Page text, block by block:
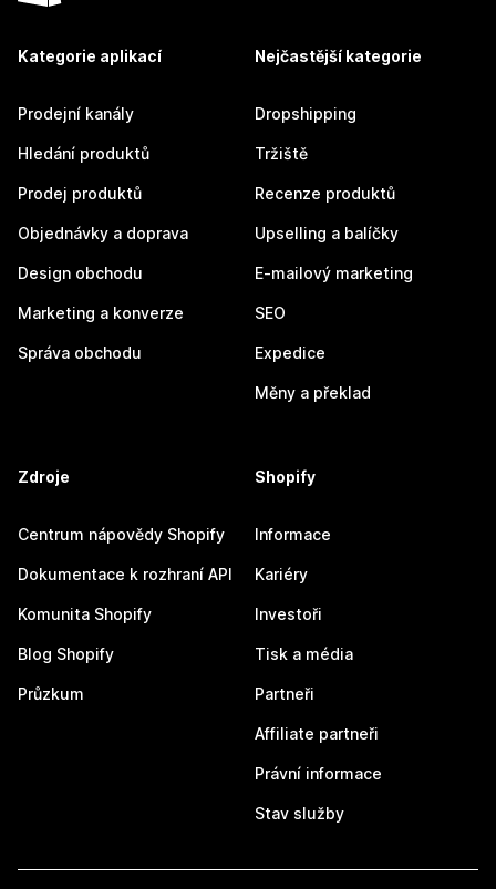
Kategorie aplikací
Prodejní kanály
Hledání produktů
Prodej produktů
Objednávky a doprava
Design obchodu
Marketing a konverze
Správa obchodu
Nejčastější kategorie
Dropshipping
Tržiště
Recenze produktů
Upselling a balíčky
E-mailový marketing
SEO
Expedice
Měny a překlad
Zdroje
Centrum nápovědy Shopify
Dokumentace k rozhraní API
Komunita Shopify
Blog Shopify
Průzkum
Shopify
Informace
Kariéry
Investoři
Tisk a média
Partneři
Affiliate partneři
Právní informace
Stav služby